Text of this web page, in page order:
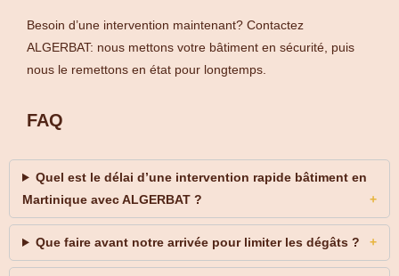
Besoin d’une intervention maintenant? Contactez
ALGERBAT: nous mettons votre bâtiment en sécurité, puis
nous le remettons en état pour longtemps.
FAQ
Quel est le délai d’une intervention rapide bâtiment en
Martinique avec ALGERBAT ?
Que faire avant notre arrivée pour limiter les dégâts ?